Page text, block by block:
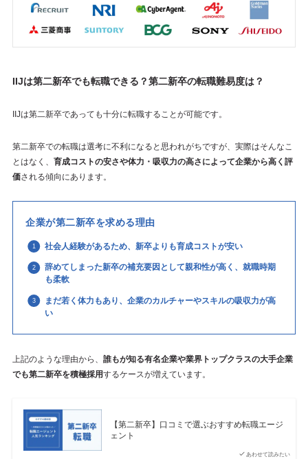
IIJは第二新卒でも転職できる？第二新卒の転職難易度は？
IIJは第二新卒であっても十分に転職することが可能です。
第二新卒での転職は選考に不利になると思われがちですが、実際はそんなこ
とはなく、 育成コストの安さや体力・吸収力の高さによって企業から高く評
価される傾向にあります。
企業が第二新卒を求める理由
社会人経験があるため、新卒よりも育成コストが安い
辞めてしまった新卒の補充要因として親和性が高く、就職時期
も柔軟
まだ若く体力もあり、企業のカルチャーやスキルの吸収力が高
い
上記のような理由から、 誰もが知る有名企業や業界トップクラスの大手企業
でも第二新卒を積極採用するケースが増えています。
あわせて読みたい
【第二新卒】口コミで選ぶおすすめ転職エージ
ェント